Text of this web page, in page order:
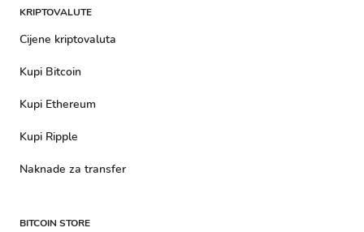
KRIPTOVALUTE
Cijene kriptovaluta
Kupi Bitcoin
Kupi Ethereum
Kupi Ripple
Naknade za transfer
BITCOIN STORE